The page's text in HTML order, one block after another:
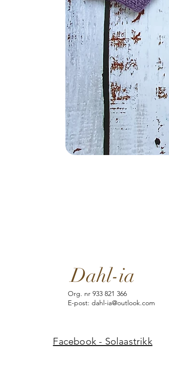
Dahl-ia
Org. nr 933 821 366
E-post: dahl-ia@outlook.com
Facebook - Solaastrikk